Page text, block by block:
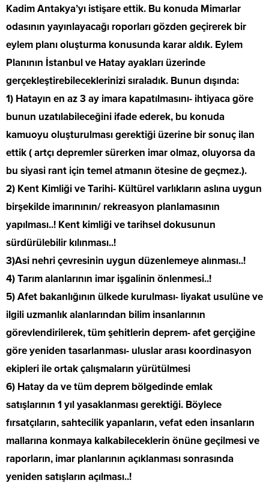
Kadim Antakya’yı istişare ettik. Bu konuda Mimarlar
odasının yayınlayacağı roporları gözden geçirerek bir
eylem planı oluşturma konusunda karar aldık. Eylem
Planının İstanbul ve Hatay ayakları üzerinde
gerçekleştirebileceklerinizi sıraladık. Bunun dışında:
1) Hatayın en az 3 ay imara kapatılmasını- ihtiyaca göre
bunun uzatılabileceğini ifade ederek, bu konuda
kamuoyu oluşturulması gerektiği üzerine bir sonuç ilan
ettik ( artçı depremler sürerken imar olmaz, oluyorsa da
bu siyasi rant için temel atmanın ötesine de geçmez.).
2) Kent Kimliği ve Tarihi- Kültürel varlıkların aslına uygun
birşekilde imarınının/ rekreasyon planlamasının
yapılması..! Kent kimliği ve tarihsel dokusunun
sürdürülebilir kılınması..!
3)Asi nehri çevresinin uygun düzenlemeye alınması..!
4) Tarım alanlarının imar işgalinin önlenmesi..!
5) Afet bakanlığının ülkede kurulması- liyakat usulüne ve
ilgili uzmanlık alanlarından bilim insanlarının
görevlendirilerek, tüm şehitlerin deprem- afet gerçiğine
göre yeniden tasarlanması- uluslar arası koordinasyon
ekipleri ile ortak çalışmaların yürütülmesi
6) Hatay da ve tüm deprem bölgedinde emlak
satışlarının 1 yıl yasaklanması gerektiği. Böylece
fırsatçıların, sahtecilik yapanların, vefat eden insanların
mallarına konmaya kalkabileceklerin önüne geçilmesi ve
raporların, imar planlarının açıklanması sonrasında
yeniden satışların açılması..!